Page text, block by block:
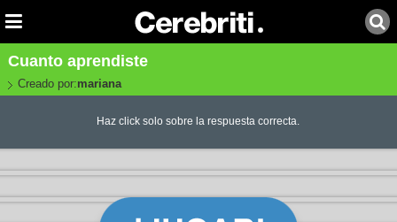
Cuanto aprendiste
Creado por:mariana
Haz click solo sobre la respuesta correcta.